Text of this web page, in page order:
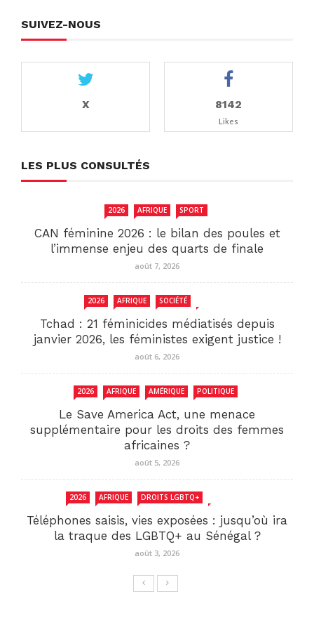
SUIVEZ-NOUS
X 8142
Likes
LES PLUS CONSULTÉS
2026 AFRIQUE SPORT
CAN féminine 2026 : le bilan des poules et
l’immense enjeu des quarts de finale
août 7, 2026
2026 AFRIQUE SOCIÉTÉ
Tchad : 21 féminicides médiatisés depuis
janvier 2026, les féministes exigent justice !
août 6, 2026
2026 AFRIQUE AMÉRIQUE POLITIQUE
Le Save America Act, une menace
supplémentaire pour les droits des femmes
africaines ?
août 5, 2026
2026 AFRIQUE DROITS LGBTQ+
Téléphones saisis, vies exposées : jusqu’où ira
la traque des LGBTQ+ au Sénégal ?
août 3, 2026